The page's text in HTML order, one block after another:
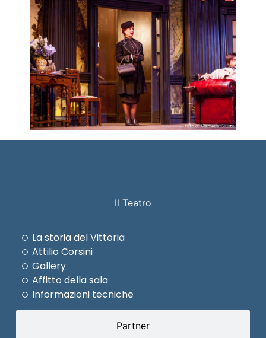
Il Teatro
Partner
La storia del Vittoria
Attilio Corsini
Gallery
Affitto della sala
Informazioni tecniche